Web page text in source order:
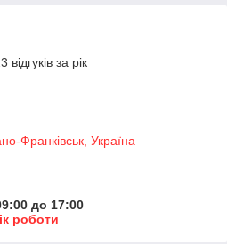
за рік
Франківськ, Україна
до 17:00
роботи